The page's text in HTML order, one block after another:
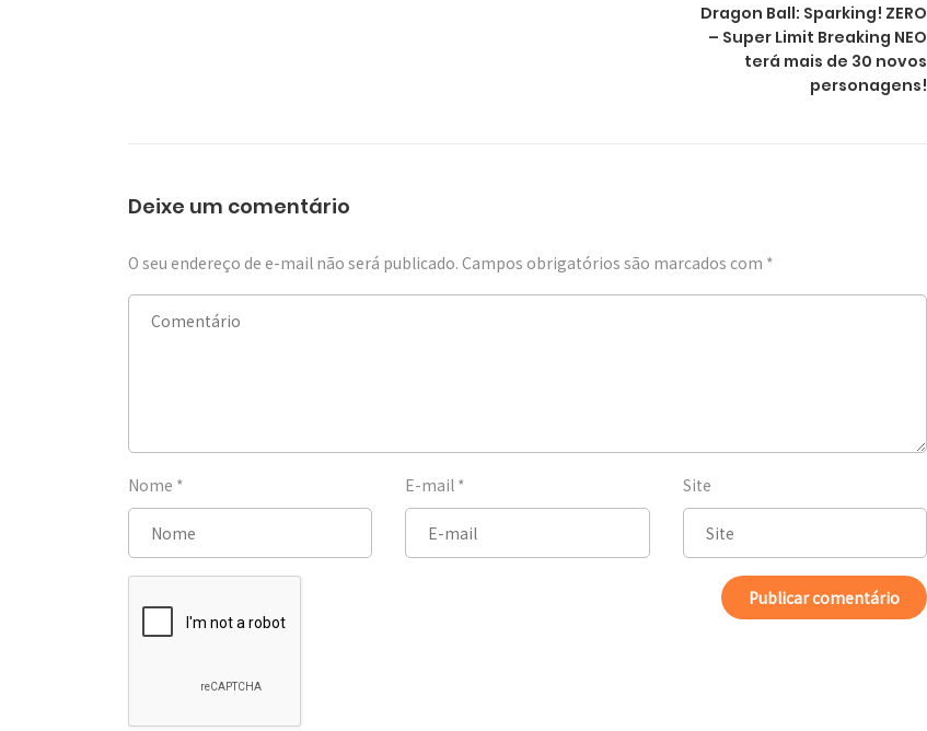
Dragon Ball: Sparking! ZERO
– Super Limit Breaking NEO
terá mais de 30 novos
personagens!
Deixe um comentário
O seu endereço de e-mail não será publicado. Campos obrigatórios são marcados com *
Nome * E-mail * Site